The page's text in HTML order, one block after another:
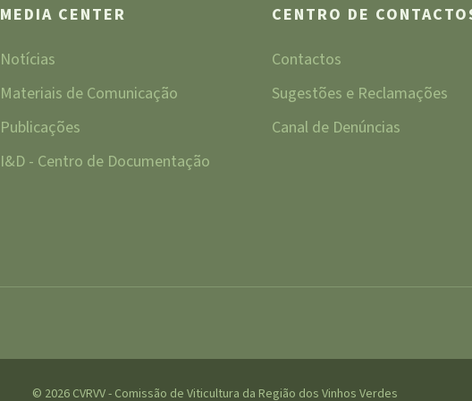
MEDIA CENTER
Notícias
Materiais de Comunicação
Publicações
I&D - Centro de Documentação
CENTRO DE
Contactos
Sugestões e Reclamações
Canal de Denúncias
© 2026 CVRVV - Comissão de Viticultura da Região dos Vinhos Verdes